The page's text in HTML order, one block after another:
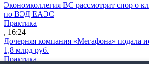
Экономколлегия ВС рассмотрит спор о
по ВЭД ЕАЭС
Практика
, 16:24
Дочерняя компания «Мегафона» подала
1,8 млрд руб.
Практика